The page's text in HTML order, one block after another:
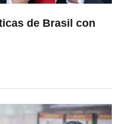
de Brasil con